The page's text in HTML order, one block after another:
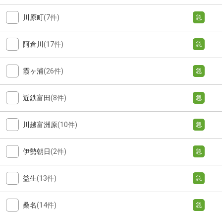
川原町(7件) 急
阿倉川 (17件) 急
霞ヶ浦(26件) 急
近鉄富田(8件) 急
川越富洲原(10件) 急
伊勢朝日(2件) 急
益生(13件) 急
桑名(14件) 急